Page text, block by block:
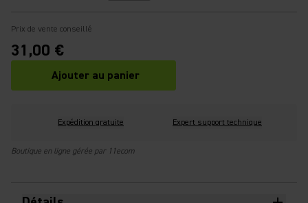
Prix de vente conseillé
31,00 €
Ajouter au panier
Expédition gratuite Expert support technique
Boutique en ligne gérée par 11ecom